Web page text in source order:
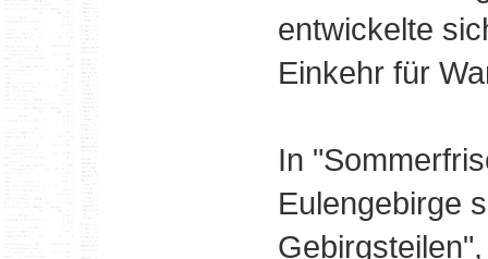
entwickelte
Einkehr für
In
Eulengebirge